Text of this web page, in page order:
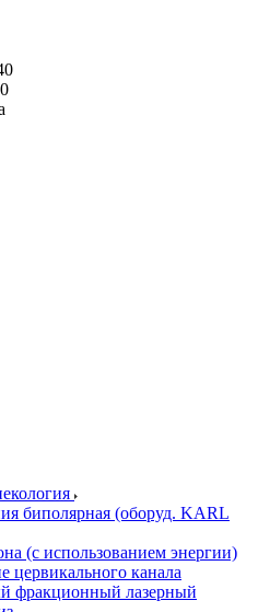
биполярная (оборуд. KARL
(с использованием энергии)
цервикального канала
фракционный лазерный